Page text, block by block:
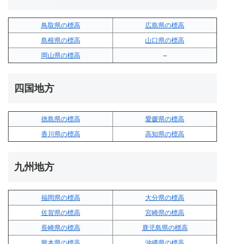
鳥取県の標高
広島県の標高
島根県の標高
山口県の標高
岡山県の標高
–
四国地方
徳島県の標高
愛媛県の標高
香川県の標高
高知県の標高
九州地方
福岡県の標高
大分県の標高
佐賀県の標高
宮崎県の標高
長崎県の標高
鹿児島県の標高